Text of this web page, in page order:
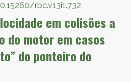
rbc.v13i1.732
em colisões a
do motor em casos
do ponteiro do